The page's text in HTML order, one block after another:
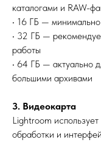
каталогами и RAW-
• 16 ГБ —
• 32 ГБ —
работы
• 64 ГБ — актуально
большими архивами
3. Видеокарта
Lightroom
обработки и